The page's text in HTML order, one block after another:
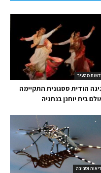
מהעיר
הודית ססגונית התקיימה
בית יוחנן בנתניה
וסביבה